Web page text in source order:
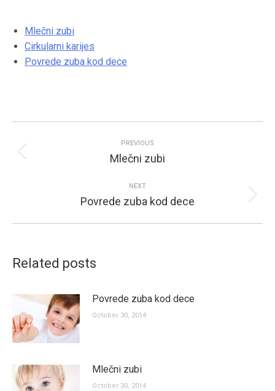
Mlečni zubi
Cirkularni karijes
Povrede zuba kod dece
navigation
PREVIOUS
Previous
Mlečni zubi
NEXT
Next
Povrede zuba kod dece
Related posts
Povrede zuba kod dece
October 30, 2014
Mlečni zubi
October 30, 2014